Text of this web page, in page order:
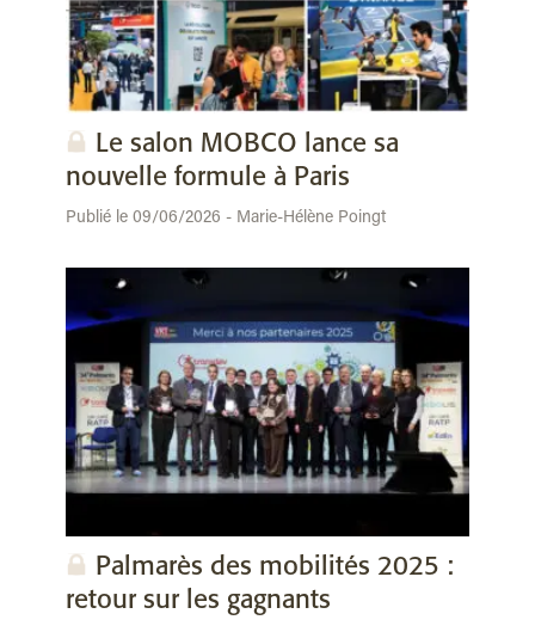
Le salon MOBCO lance sa
nouvelle formule à Paris
Publié le 09/06/2026 - Marie-Hélène Poingt
Palmarès des mobilités 2025 :
retour sur les gagnants